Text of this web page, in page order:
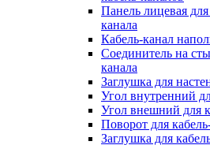
Панель лицевая
канала
Кабель-канал
Соединитель на
канала
Заглушка для
Угол внутренний
Угол внешний для
Поворот для
Заглушка для